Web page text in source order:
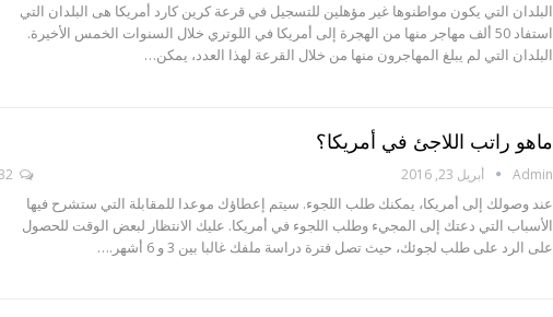
البلدان التي يكون مواطنوها غير مؤهلين للتسجيل في قرعة كرين كارد أمريكا هى البلدان التي
استفاد 50 ألف مهاجر منها من الهجرة إلى أمريكا في اللوتري خلال السنوات الخمس الأخيرة.
البلدان التي لم يبلغ المهاجرون منها من خلال القرعة لهذا العدد، يمكن…
ماهو راتب اللاجئ في أمريكا؟
Admin أبريل 23, 2016
عند وصولك إلى أمريكا، يمكنك طلب اللجوء. سيتم إعطاؤك موعدا للمقابلة التي ستشرح فيها
الأسباب التي دعتك إلى المجيء وطلب اللجوء في أمريكا. عليك الانتظار لبعض الوقت للحصول
على الرد على طلب لجوئك، حيث تصل فترة دراسة ملفك غالبا بين 3 و 6 أشهر.…